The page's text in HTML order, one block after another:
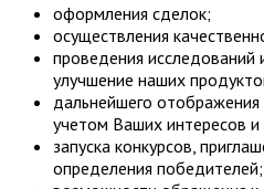
оформления сделок;
осуществления
проведения исследований
улучшение наших
дальнейшего
учетом Ваших интересов
запуска конкурсов,
определения победителей;